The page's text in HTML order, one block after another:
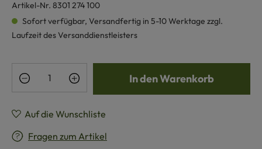
Artikel-Nr. 8301 274 100
Sofort verfügbar, Versandfertig in 5-10 Werktage zzgl.
Laufzeit des Versanddienstleisters
Produkt Anzahl: Gib den gewünschten
In den Warenkorb
Auf die Wunschliste
Fragen zum Artikel